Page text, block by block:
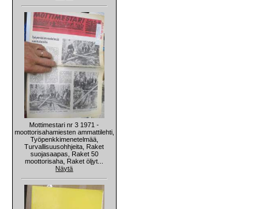
Mottimestari nr 3 1971 -
moottorisahamiesten ammattilehti,
Työpenkkimenetelmää,
Turvallisuusohhjeita, Raket
suojasaapas, Raket 50
moottorisaha, Raket öljyt...
Näytä